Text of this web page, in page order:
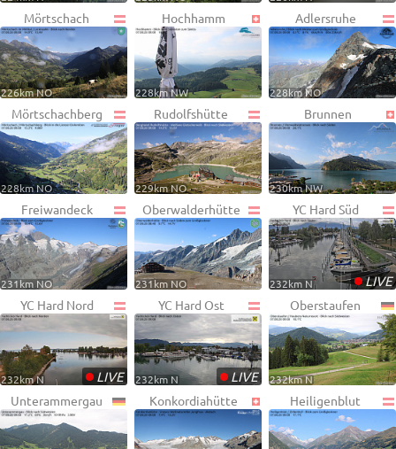
Mörtschach
226km NO
Hochhamm
228km NW
Adlersruhe
228km NO
Mörtschachberg
228km NO
Rudolfshütte
229km NO
Brunnen
230km NW
Freiwandeck
231km NO
Oberwalderhütte
231km NO
YC Hard Süd
•LIVE
232km N
YC Hard Nord
•LIVE
232km N
YC Hard Ost
•LIVE
232km N
Oberstaufen
232km N
Unterammergau Konkordiahütte Heiligenblut